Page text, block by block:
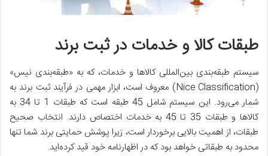
طبقات کالا و خدمات در ثبت برند
سیستم طبقه‌بندی بین‌المللی کالاها و خدمات، که به «طبقه‌بندی نیس»
(Nice Classification)
معروف است، ابزار مهمی در فرآیند ثبت برند به
شمار می‌رود. این سیستم شامل 45 طبقه است که طبقات 1 تا 34 به
کالاها و طبقات 35 تا 45 به خدمات اختصاص دارند. انتخاب صحیح
طبقات، از اهمیت بالایی برخوردار است، زیرا پوشش حمایتی برند شما تنها
محدود به طبقاتی خواهد بود که در اظهارنامه خود قید کرده‌اید.